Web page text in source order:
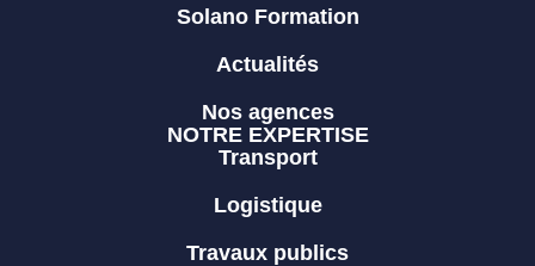
Solano Formation
Actualités
Nos agences
NOTRE EXPERTISE
Transport
Logistique
Travaux publics